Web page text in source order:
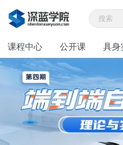
课程中心 公开课 具身